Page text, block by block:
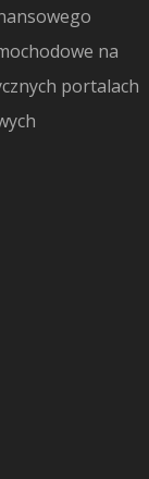
na
portalach